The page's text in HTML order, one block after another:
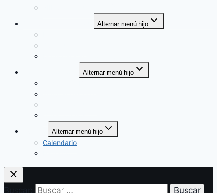
Alternar menú hijo
Alternar menú hijo
Alternar menú hijo
Calendario